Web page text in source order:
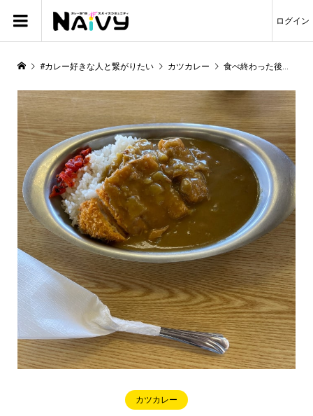
ログイン
#カレー好きな人と繋がりたい カツカレー 食べ終わった後に辛さが来る不思議なカレー
カツカレー